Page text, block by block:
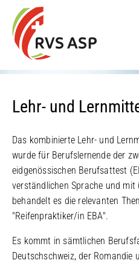
Lehr- und
Das kombinierte Lehr- und
wurde für Berufslernende der
eidgenössischen Berufsattest
verständlichen Sprache und
behandelt es die relevanten
"Reifenpraktiker/in EBA".
Es kommt in sämtlichen
Deutschschweiz, der Romandie